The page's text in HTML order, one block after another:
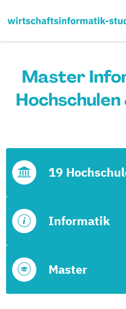
Master
Master
Informatik
19